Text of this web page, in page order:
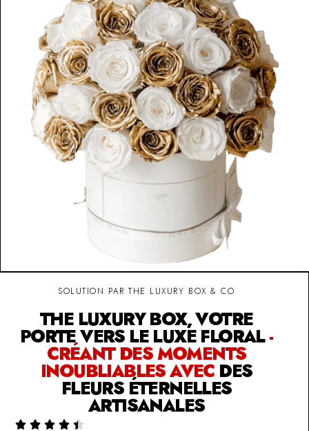
SOLUTION PAR THE LUXURY BOX & CO
THE LUXURY BOX, VOTRE
PORTE VERS LE LUXE FLORAL-
CRÉANT DES MOMENTS
INOUBLIABLES AVEC DES
FLEURS ÉTERNELLES
ARTISANALES
    